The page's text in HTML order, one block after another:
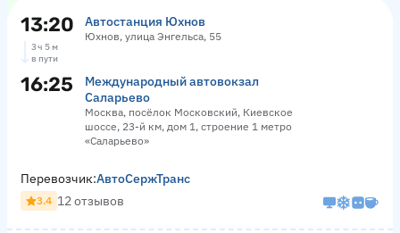
13:20 Автостанция Юхнов
Юхнов, улица Энгельса, 55
3 ч 5 м
в пути
16:25
Международный автовокзал
Саларьево
Москва, посёлок Московский, Киевское
шоссе, 23-й км, дом 1, строение 1 метро
«Саларьево»
Перевозчик:АвтоСержТранс
3.4 12 отзывов